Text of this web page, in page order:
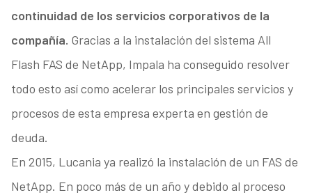
continuidad de los servicios corporativos de la
compañía. Gracias a la instalación del sistema All
Flash FAS de NetApp, Impala ha conseguido resolver
todo esto así como acelerar los principales servicios y
procesos de esta empresa experta en gestión de
deuda.
En 2015, Lucania ya realizó la instalación de un FAS de
NetApp. En poco más de un año y debido al proceso